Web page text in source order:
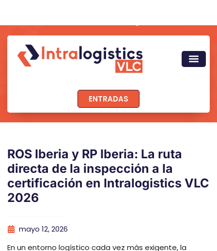
ENTRADAS
ROS Iberia y RP Iberia: La ruta
directa de la inspección a la
certificación en Intralogistics VLC
2026
mayo 12, 2026
En un entorno logístico cada vez más exigente, la